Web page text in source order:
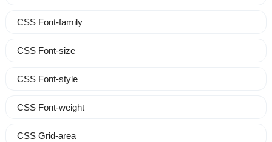
CSS Font-family
CSS Font-size
CSS Font-style
CSS Font-weight
CSS Grid-area